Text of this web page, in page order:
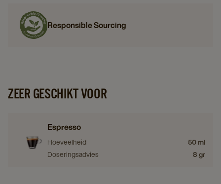
Responsible Sourcing
ZEER GESCHIKT VOOR
Espresso
Hoeveelheid
50 ml
Doseringsadvies
8 gr